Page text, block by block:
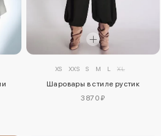
XS XXS S M L XL
Шаровары в стиле рустик
3870 ₽